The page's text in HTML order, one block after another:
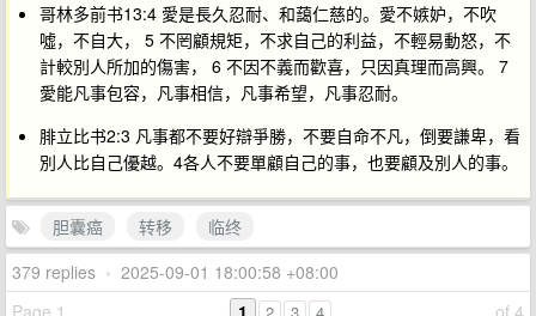
哥林多前书13:4 愛是​長久忍耐、和藹​仁慈​的。愛​不​嫉妒，不​吹
噓，不​自大， 5 不​罔顧​規矩，不​求​自己​的​利益，不​輕易​動怒，不​
計較​別人​所​加​的​傷害， 6 不​因​不義​而​歡喜，只​因​真理​而​高興。 7
愛​能​凡​事​包容，凡​事​相信，凡​事​希望，凡​事​忍耐。
腓立比书2:3 凡事都不要好辯爭勝，不要自命不凡，倒要謙卑，看
別人比自己優越。4各人不要單顧自己的事，也要顧及別人的事。
胆囊癌 转移
临终
379 replies • 2025-09-01 18:00:58 +08:00
Page 1
of 4
1